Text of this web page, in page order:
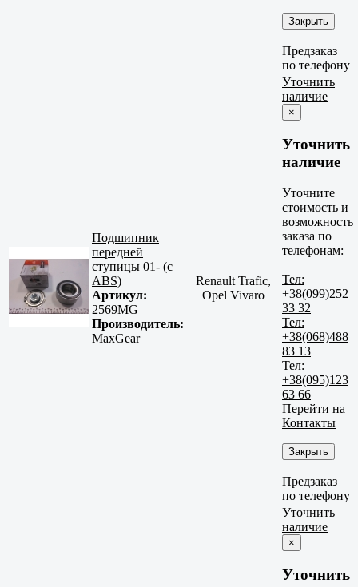
Закрыть
Предзаказ
по телефону
Подшипник
передней
ступицы 01- (с
ABS)
Артикул:
2569MG
Производитель:
MaxGear
Renault Trafic,
Opel Vivaro
Уточнить
наличие
×
Уточнить
наличие
Уточните
стоимость и
возможность
заказа по
телефонам:
Тел:
+38(099)252
33 32
Тел:
+38(068)488
83 13
Тел:
+38(095)123
63 66
Перейти на
Контакты
Закрыть
Предзаказ
по телефону
Уточнить
наличие
×
Уточнить